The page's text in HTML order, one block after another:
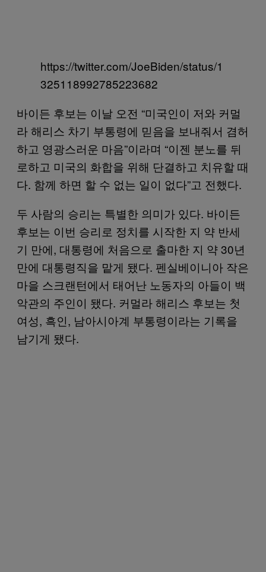
https://twitter.com/JoeBiden/status/1
325118992785223682
바이든 후보는 이날 오전 “미국인이 저와 커멀
라 해리스 차기 부통령에 믿음을 보내줘서 겸허
하고 영광스러운 마음”이라며 “이젠 분노를 뒤
로하고 미국의 화합을 위해 단결하고 치유할 때
다. 함께 하면 할 수 없는 일이 없다”고 전했다.
두 사람의 승리는 특별한 의미가 있다. 바이든
후보는 이번 승리로 정치를 시작한 지 약 반세
기 만에, 대통령에 처음으로 출마한 지 약 30년
만에 대통령직을 맡게 됐다. 펜실베이니아 작은
마을 스크랜턴에서 태어난 노동자의 아들이 백
악관의 주인이 됐다. 커멀라 해리스 후보는 첫
여성, 흑인, 남아시아계 부통령이라는 기록을
남기게 됐다.